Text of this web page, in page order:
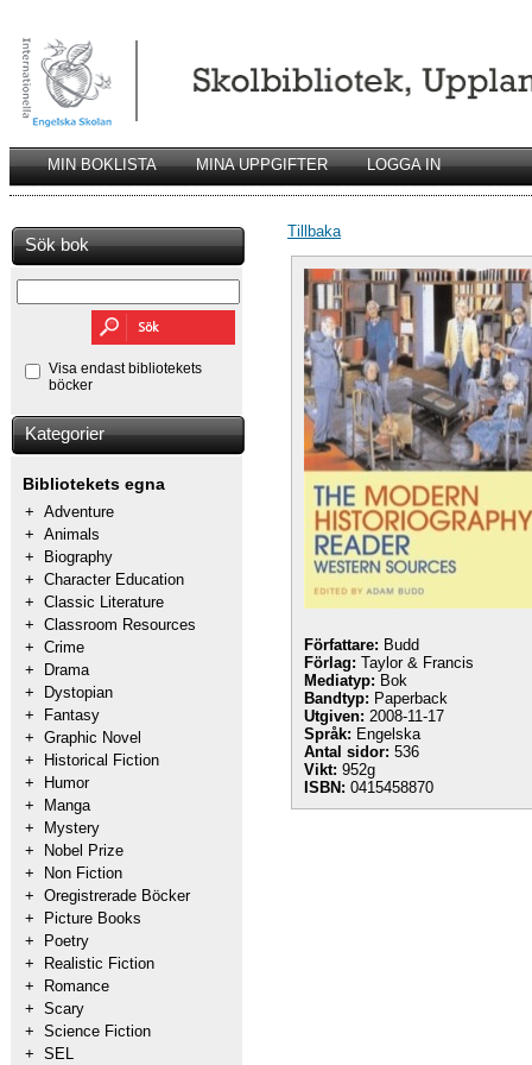
MIN BOKLISTA MINA UPPGIFTER LOGGA IN
Sök bok
Visa endast bibliotekets
böcker
Kategorier
Bibliotekets egna
+ Adventure
+ Animals
+
Biography
+ Character Education
+ Classic Literature
+ Classroom Resources
+ Crime
+
Drama
+
Dystopian
+
Fantasy
+ Graphic Novel
+
Historical Fiction
+
Humor
+
Manga
+
Mystery
+
Nobel Prize
+
Non Fiction
+ Oregistrerade Böcker
+
Picture Books
+
Poetry
+
Realistic Fiction
+
Romance
+ Scary
+ Science Fiction
+ SEL
Tillbaka
Författare: Budd
Förlag: Taylor & Francis
Mediatyp: Bok
Bandtyp: Paperback
Utgiven: 2008-11-17
Språk: Engelska
Antal sidor: 536
Vikt: 952g
ISBN: 0415458870